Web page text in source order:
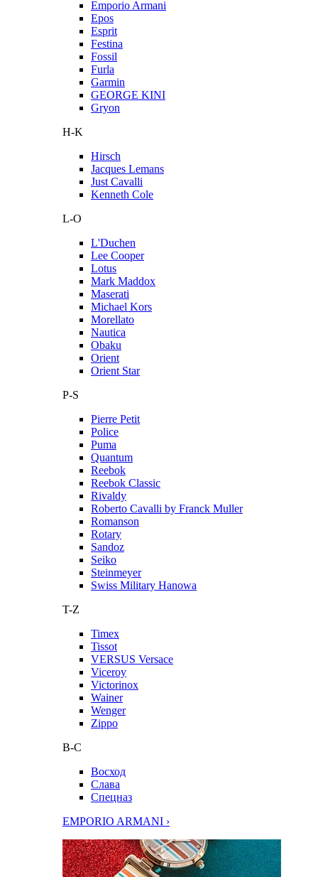
Emporio Armani
Epos
Esprit
Festina
Fossil
Furla
Garmin
GEORGE KINI
Gryon
H-K
Hirsch
Jacques Lemans
Just Cavalli
Kenneth Cole
L-O
L'Duchen
Lee Cooper
Lotus
Mark Maddox
Maserati
Michael Kors
Morellato
Nautica
Obaku
Orient
Orient Star
P-S
Pierre Petit
Police
Puma
Quantum
Reebok
Reebok Classic
Rivaldy
Roberto Cavalli by Franck Muller
Romanson
Rotary
Sandoz
Seiko
Steinmeyer
Swiss Military Hanowa
T-Z
Timex
Tissot
VERSUS Versace
Viceroy
Victorinox
Wainer
Wenger
Zippo
В-С
Восход
Слава
Спецназ
EMPORIO ARMANI ›